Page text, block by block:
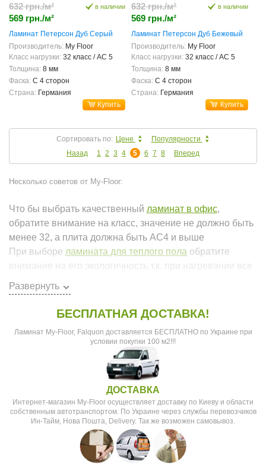
632 грн./м²
569 грн./м²
в наличии
Ламинат Петерсон Дуб Серый
Производитель: My Floor
Класс нагрузки: 32 класс / AC 5
Толщина: 8 мм
Фаска: С 4 сторон
Страна: Германия
Купить
632 грн./м²
569 грн./м²
в наличии
Ламинат Петерсон Дуб Бежевый
Производитель: My Floor
Класс нагрузки: 32 класс / AC 5
Толщина: 8 мм
Фаска: С 4 сторон
Страна: Германия
Купить
Сортировать по: Цене
Популярности
Назад
1 2 3 4 5 6 7 8 Вперед
Несколько советов от My-Floor:
Что бы выбрать качественный ламинат в офис,
обратите внимание на класс, значение не должно быть
менее 32, а плита должна быть AC4 и выше
При выборе ламината для теплого пола обратите
внимание на его экологичность т.к. при нагревании все
формальдегидные смолы начинают испарятся в воздух
Развернуть
БЕСПЛАТНАЯ ДОСТАВКА!
Ламинат My-Floor, Falquon доставляется БЕСПЛАТНО по Украине при
условии покупки 100 м2!!!
ДОСТАВКА
Интернет-магазин My-Floor осуществляет доставку по Киеву и области
собственным автотранспортом. По Украине через службы перевозчиков
Ин-Тайм, Нова Пошта, Delivery. Так же возможен самовывоз.